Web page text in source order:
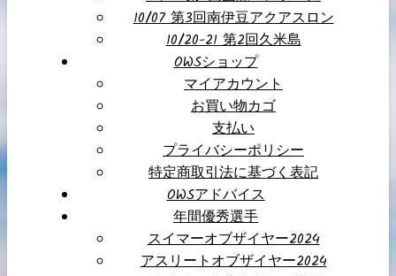
10/07 第3回南伊豆アクアスロン
10/20-21 第2回久米島
OWSショップ
マイアカウント
お買い物カゴ
支払い
プライバシーポリシー
特定商取引法に基づく表記
OWSアドバイス
年間優秀選手
スイマーオブザイヤー2024
アスリートオブザイヤー2024